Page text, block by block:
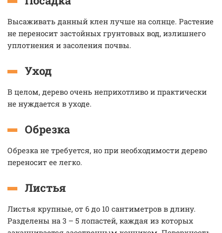
Высаживать данный клен лучше на солнце. Растение
не переносит застойных грунтовых вод, излишнего
уплотнения и засоления почвы.
Уход
В целом, дерево очень неприхотливо и практически
не нуждается в уходе.
Обрезка
Обрезка не требуется, но при необходимости дерево
переносит ее легко.
Листья
Листья крупные, от 6 до 10 сантиметров в длину.
Разделены на 3 – 5 лопастей, каждая из которых